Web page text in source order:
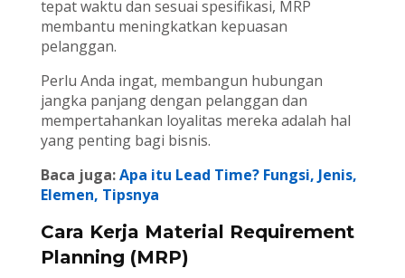
tepat waktu dan sesuai spesifikasi, MRP
membantu meningkatkan kepuasan
pelanggan.
Perlu Anda ingat, membangun hubungan
jangka panjang dengan pelanggan dan
mempertahankan loyalitas mereka adalah hal
yang penting bagi bisnis.
Baca juga:Apa itu Lead Time? Fungsi, Jenis,
Elemen, Tipsnya
Cara Kerja Material Requirement
Planning (MRP)